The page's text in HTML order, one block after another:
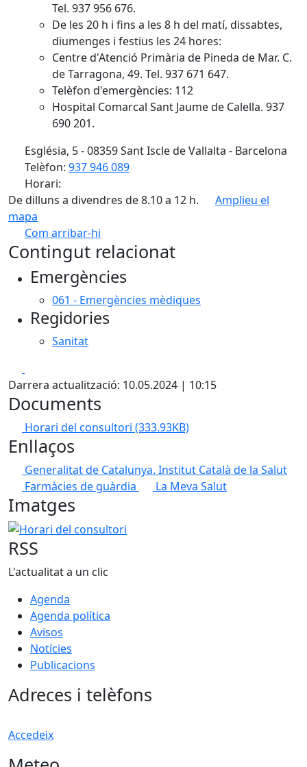
Tel. 937 956 676.
De les 20 h i fins a les 8 h del matí, dissabtes,
diumenges i festius les 24 hores:
Centre d'Atenció Primària de Pineda de Mar. C.
de Tarragona, 49. Tel. 937 671 647.
Telèfon d'emergències: 112
Hospital Comarcal Sant Jaume de Calella. 937
690 201.
Església, 5 - 08359 Sant Iscle de Vallalta - Barcelona
Telèfon: 937 946 089
Horari:
De dilluns a divendres de 8.10 a 12 h.
Amplieu el
mapa
Com arribar-hi
+
Contingut relacionat
Emergències
061 - Emergències mèdiques
Regidories
Sanitat
Darrera actualització: 10.05.2024 | 10:15
Documents
Horari del consultori (333.93KB)
Enllaços
Generalitat de Catalunya. Institut Català de la Salut
Farmàcies de guàrdia
La Meva Salut
Imatges
Horari del consultori
RSS
L'actualitat a un clic
Agenda
Agenda política
Avisos
Notícies
Publicacions
Adreces i telèfons
Accedeix